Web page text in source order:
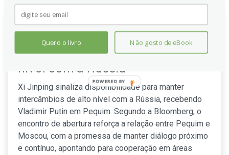
Xi da China: Estamos dispostos
a manter intercâmbios de alto
nível com a Rússia
Xi Jinping sinaliza disponibilidade para manter
intercâmbios de alto nível com a Rússia, recebendo
Vladimir Putin em Pequim. Segundo a Bloomberg, o
encontro de abertura reforça a relação entre Pequim e
Moscou, com a promessa de manter diálogo próximo
e contínuo, apontando para cooperação em áreas
Quero o livro Não gosto de eBook
POWERED BY